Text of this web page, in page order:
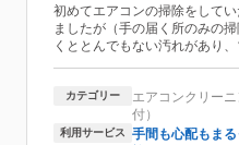
初めてエアコンの掃除をして
ましたが（手の届く所のみの
くととんでもない汚れがあり、
丁寧にご説明もいただき、値
カテゴリー
エアコンクリー
付）
利用サービス
手間も心配もま